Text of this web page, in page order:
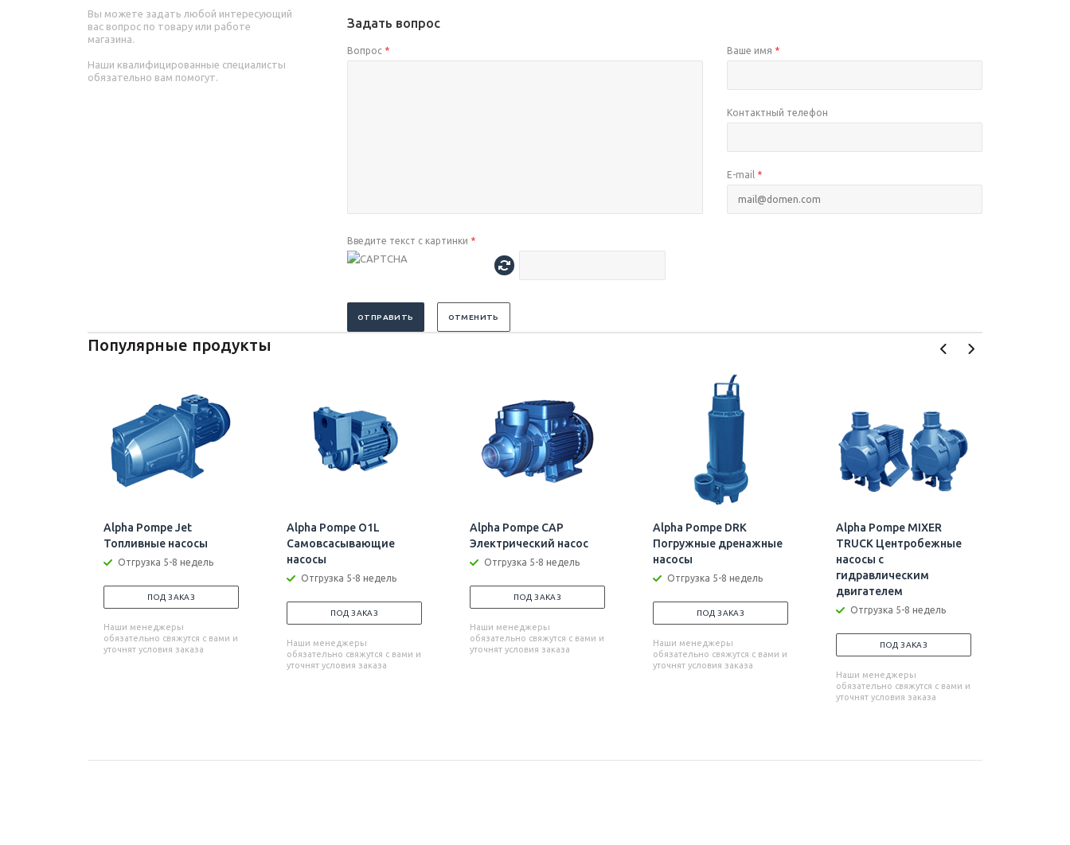
Вы можете задать любой интересующий
вас вопрос по товару или работе
магазина.
Наши квалифицированные специалисты
обязательно вам помогут.
Задать вопрос
Вопрос * Ваше имя *
Контактный телефон
E-mail *
Введите текст с картинки *
ОТПРАВИТЬ ОТМЕНИТЬ
Популярные продукты
Alpha Pompe Jet
Топливные насосы
Отгрузка 5-8 недель
ПОД ЗАКАЗ
Наши менеджеры
обязательно свяжутся с вами и
уточнят условия заказа
Alpha Pompe O1L
Самовсасывающие
насосы
Отгрузка 5-8 недель
ПОД ЗАКАЗ
Наши менеджеры
обязательно свяжутся с вами и
уточнят условия заказа
Alpha Pompe CAP
Электрический насос
Отгрузка 5-8 недель
ПОД ЗАКАЗ
Наши менеджеры
обязательно свяжутся с вами и
уточнят условия заказа
Alpha Pompe DRK
Погружные дренажные
насосы
Отгрузка 5-8 недель
ПОД ЗАКАЗ
Наши менеджеры
обязательно свяжутся с вами и
уточнят условия заказа
Alpha Pompe MIXER
TRUCK Центробежные
насосы с
гидравлическим
двигателем
Отгрузка 5-8 недель
ПОД ЗАКАЗ
Наши менеджеры
обязательно свяжутся с вами и
уточнят условия заказа